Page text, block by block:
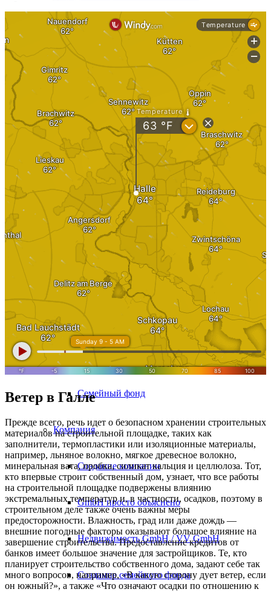
Получить оценку
Инвестиции
Недвижимость
Недвижимость как инвестиция
Инвестиции в Германии
Поделись сделкой
Активный сделка
Инвестиции
Инвестиции 1×1
10 золотых правил
Семейный фонд
Компания
Создание компании
GmbH просто объяснено
Недвижимость GmbH / VV GmbH
Создание семейного фонда
Ветер в Галле
Прежде всего, речь идет о безопасном хранении строительных
материалов на строительной площадке, таких как
заполнители, термопластики или изоляционные материалы,
например, льняное волокно, мягкое древесное волокно,
минеральная вата, пробка, силикат кальция и целлюлоза. Тот,
кто впервые строит собственный дом, узнает, что все работы
на строительной площадке подвержены влиянию
экстремальных температур и, в частности, осадков, поэтому в
строительном деле также очень важны меры
предосторожности. Влажность, град или даже дождь —
внешние погодные факторы оказывают большое влияние на
завершение строительства. Предоставление кредитов от
банков имеет большое значение для застройщиков. Те, кто
планирует строительство собственного дома, задают себе так
много вопросов, например, «В какую сторону дует ветер, если
он южный?», а также «Что означают осадки по отношению к